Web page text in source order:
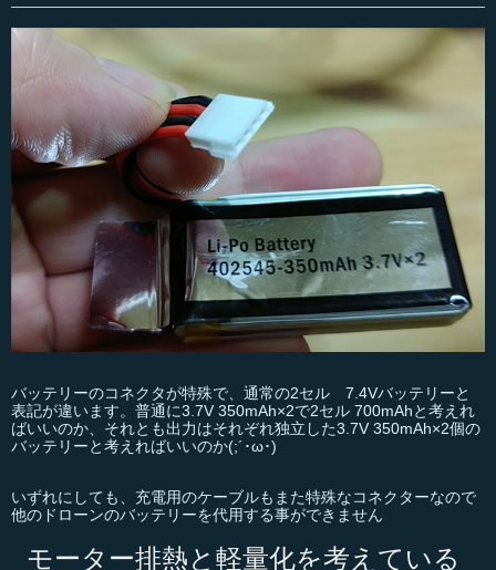
バッテリーのコネクタが特殊で、通常の2セル 7.4Vバッテリーと
表記が違います。普通に3.7V 350mAh×2で2セル 700mAhと考えれ
ばいいのか、それとも出力はそれぞれ独立した3.7V 350mAh×2個の
バッテリーと考えればいいのか(;´･ω･)
いずれにしても、充電用のケーブルもまた特殊なコネクターなので
他のドローンのバッテリーを代用する事ができません
モーター排熱と軽量化を考えている